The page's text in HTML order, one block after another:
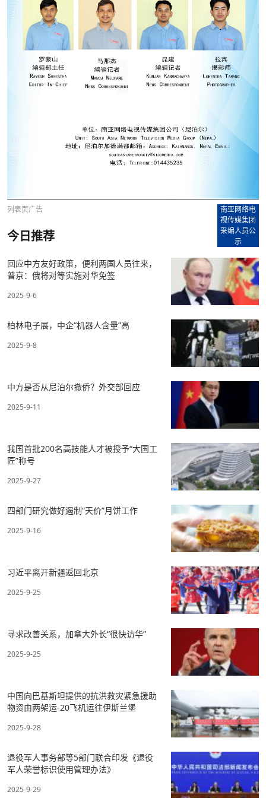
列表页广告
南亚网络电
视传媒集团
采编人员公
示
今日推荐
回应中方友好政策，便利两国人员往来，
普京：俄将对等实施对华免签
2025-9-6
柏林电子展，中企“机器人含量”高
2025-9-8
中方是否从尼泊尔撤侨？外交部回应
2025-9-11
我国首批200名高技能人才被授予“大国工
匠”称号
2025-9-27
四部门研究做好遏制“天价”月饼工作
2025-9-16
习近平离开新疆返回北京
2025-9-25
寻求改善关系，加拿大外长“很快访华”
2025-9-25
中国向巴基斯坦提供的抗洪救灾紧急援助
物资由两架运-20飞机运往伊斯兰堡
2025-9-28
退役军人事务部等5部门联合印发《退役
军人荣誉标识使用管理办法》
2025-9-29